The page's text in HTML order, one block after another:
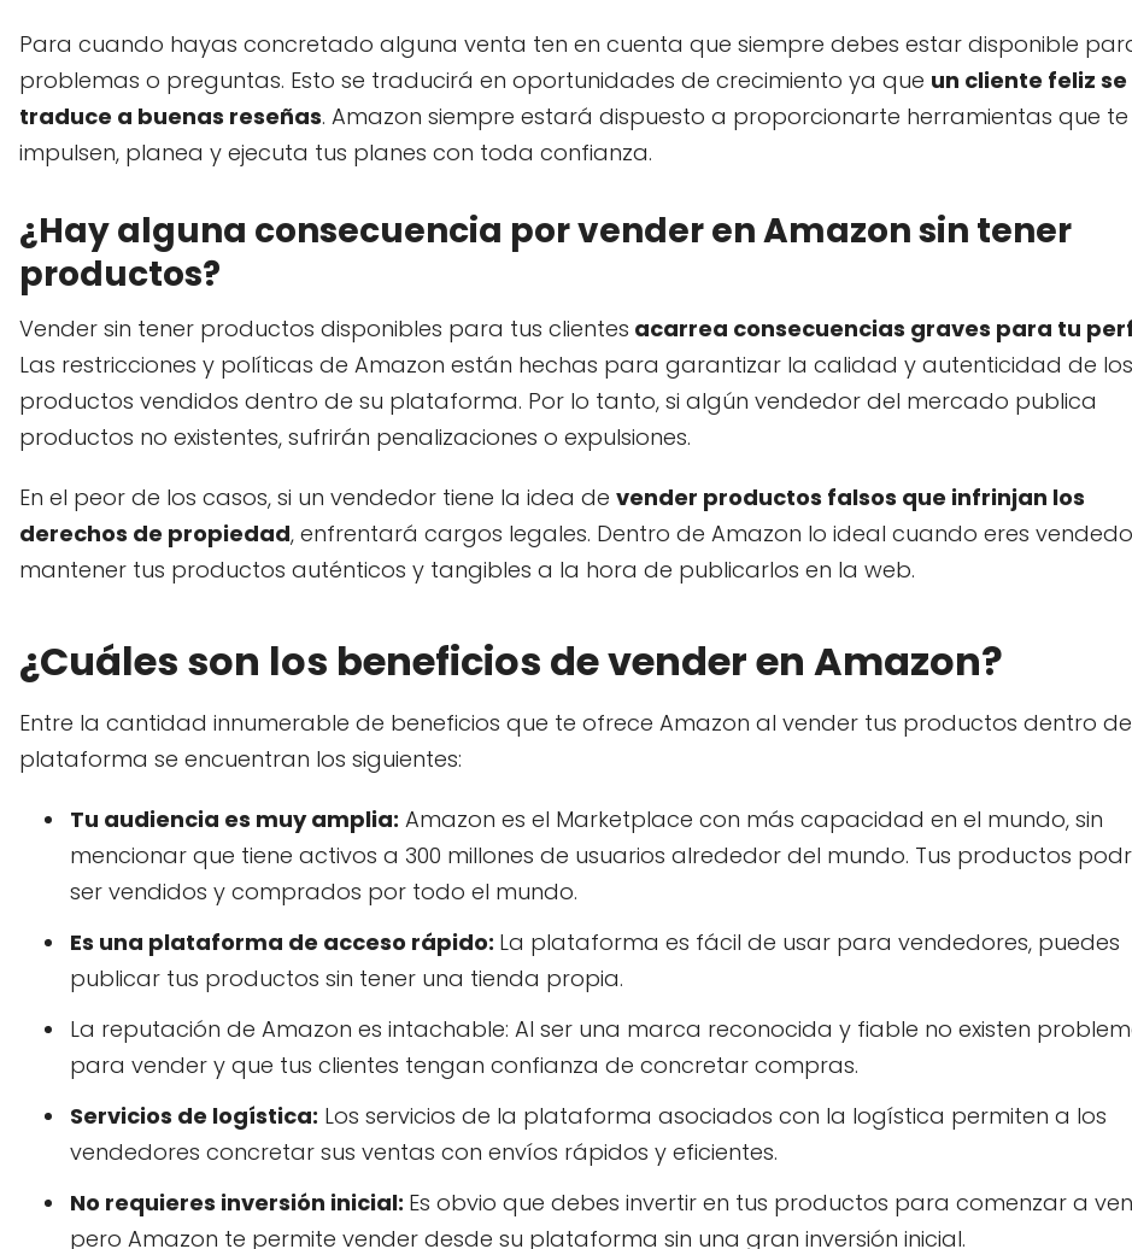
Para cuando hayas concretado alguna venta ten en cuenta que siempre debes estar disponible
problemas o preguntas. Esto se traducirá en oportunidades de crecimiento ya que un cliente feliz se
traduce a buenas reseñas. Amazon siempre estará dispuesto a proporcionarte herramientas que te
impulsen, planea y ejecuta tus planes con toda confianza.
¿Hay alguna consecuencia por vender en Amazon sin tener
productos?
Vender sin tener productos disponibles para tus clientes acarrea consecuencias graves para tu
Las restricciones y políticas de Amazon están hechas para garantizar la calidad y autenticidad de los
productos vendidos dentro de su plataforma. Por lo tanto, si algún vendedor del mercado publica
productos no existentes, sufrirán penalizaciones o expulsiones.
En el peor de los casos, si un vendedor tiene la idea de vender productos falsos que infrinjan los
derechos de propiedad, enfrentará cargos legales. Dentro de Amazon lo ideal cuando eres
mantener tus productos auténticos y tangibles a la hora de publicarlos en la web.
¿Cuáles son los beneficios de vender en Amazon?
Entre la cantidad innumerable de beneficios que te ofrece Amazon al vender tus productos dentro
plataforma se encuentran los siguientes:
Tu audiencia es muy amplia: Amazon es el Marketplace con más capacidad en el mundo, sin
mencionar que tiene activos a 300 millones de usuarios alrededor del mundo. Tus productos
ser vendidos y comprados por todo el mundo.
Es una plataforma de acceso rápido: La plataforma es fácil de usar para vendedores, puedes
publicar tus productos sin tener una tienda propia.
La reputación de Amazon es intachable: Al ser una marca reconocida y fiable no existen
para vender y que tus clientes tengan confianza de concretar compras.
Servicios de logística: Los servicios de la plataforma asociados con la logística permiten a los
vendedores concretar sus ventas con envíos rápidos y eficientes.
No requieres inversión inicial: Es obvio que debes invertir en tus productos para comenzar a
pero Amazon te permite vender desde su plataforma sin una gran inversión inicial.